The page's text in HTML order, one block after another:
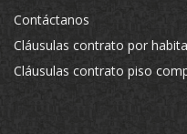
Contáctanos
Cláusulas contrato por
Cláusulas contrato piso